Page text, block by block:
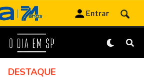
DESTAQUE